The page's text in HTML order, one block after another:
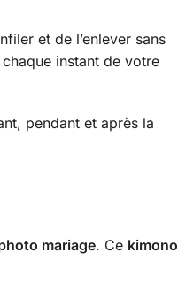
et de l’enlever sans
instant de votre
pendant et après la
mariage. Ce kimono